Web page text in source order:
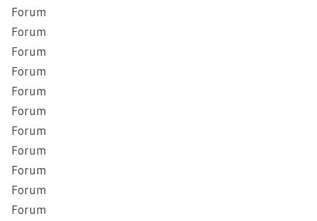
Forum
Forum
Forum
Forum
Forum
Forum
Forum
Forum
Forum
Forum
Forum